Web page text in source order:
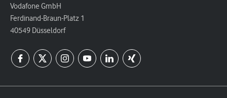
Vodafone GmbH
Ferdinand-Braun-Platz 1
40549 Düsseldorf